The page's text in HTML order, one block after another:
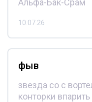
10.07.26
фыв
звезда со с
конторки впарить